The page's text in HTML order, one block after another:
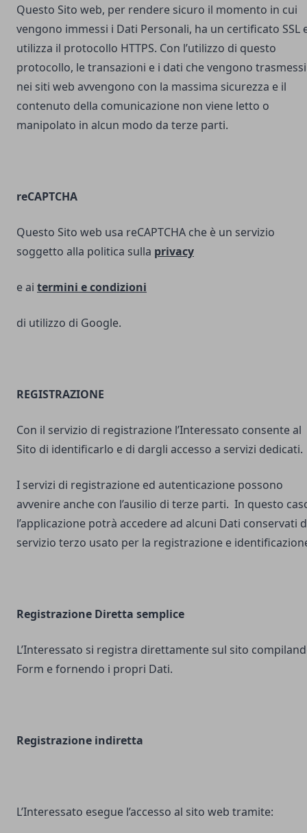
Questo Sito web, per rendere sicuro il momento in cui
vengono immessi i Dati Personali, ha un certificato SSL
utilizza il protocollo HTTPS. Con l’utilizzo di questo
protocollo, le transazioni e i dati che vengono trasmessi
nei siti web avvengono con la massima sicurezza e il
contenuto della comunicazione non viene letto o
manipolato in alcun modo da terze parti.
reCAPTCHA
Questo Sito web usa reCAPTCHA che è un servizio
soggetto alla politica sulla privacy
e ai termini econdizioni
di utilizzo di Google.
REGISTRAZIONE
Con il servizio di registrazione l’Interessato consente al
Sito di identificarlo e di dargli accesso a servizi dedicati.
I servizi di registrazione ed autenticazione possono
avvenire anche con l’ausilio di terze parti. In questo
l’applicazione potrà accedere ad alcuni Dati conservati
servizio terzo usato per la registrazione e
Registrazione Diretta semplice
L’Interessato si registra direttamente sul sito
Form e fornendo i propri Dati.
Registrazione indiretta
L’Interessato esegue l’accesso al sito web tramite: